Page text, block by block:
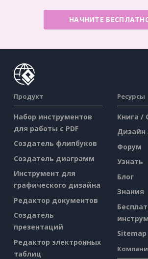
НАЧНИТЕ
Продукт
Набор инструментов
для работы с PDF
Создатель флипбуков
Создатель диаграмм
Инструмент для
графического дизайна
Редактор документов
Создатель
презентаций
Редактор электронных
таблиц
Ресурсы
Книга /
Форум
Узнать
Блог
Знания
Sitemap